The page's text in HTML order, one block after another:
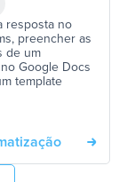
resposta no
preencher as
de um
Google Docs
template